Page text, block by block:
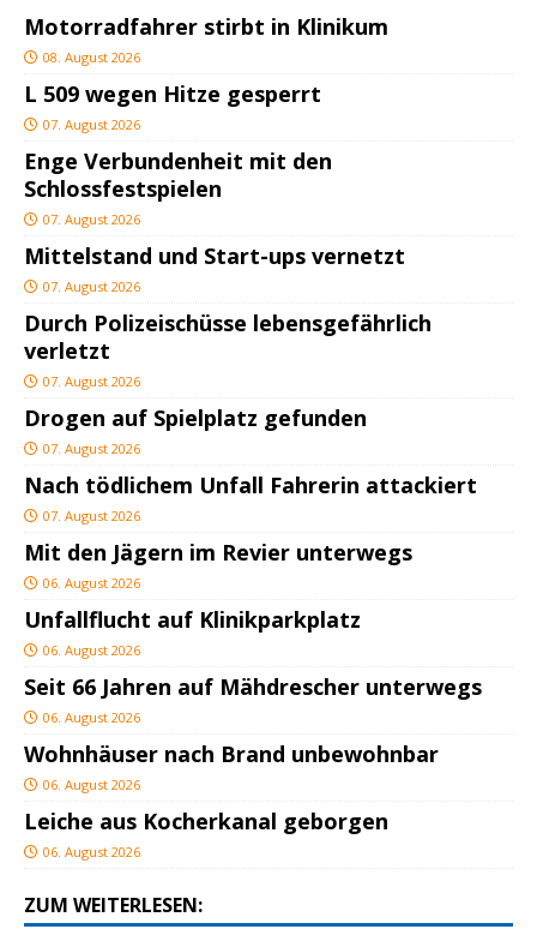
Motorradfahrer stirbt in Klinikum
08. August 2026
L 509 wegen Hitze gesperrt
07. August 2026
Enge Verbundenheit mit den
Schlossfestspielen
07. August 2026
Mittelstand und Start-ups vernetzt
07. August 2026
Durch Polizeischüsse lebensgefährlich
verletzt
07. August 2026
Drogen auf Spielplatz gefunden
07. August 2026
Nach tödlichem Unfall Fahrerin attackiert
07. August 2026
Mit den Jägern im Revier unterwegs
06. August 2026
Unfallflucht auf Klinikparkplatz
06. August 2026
Seit 66 Jahren auf Mähdrescher unterwegs
06. August 2026
Wohnhäuser nach Brand unbewohnbar
06. August 2026
Leiche aus Kocherkanal geborgen
06. August 2026
ZUM WEITERLESEN: